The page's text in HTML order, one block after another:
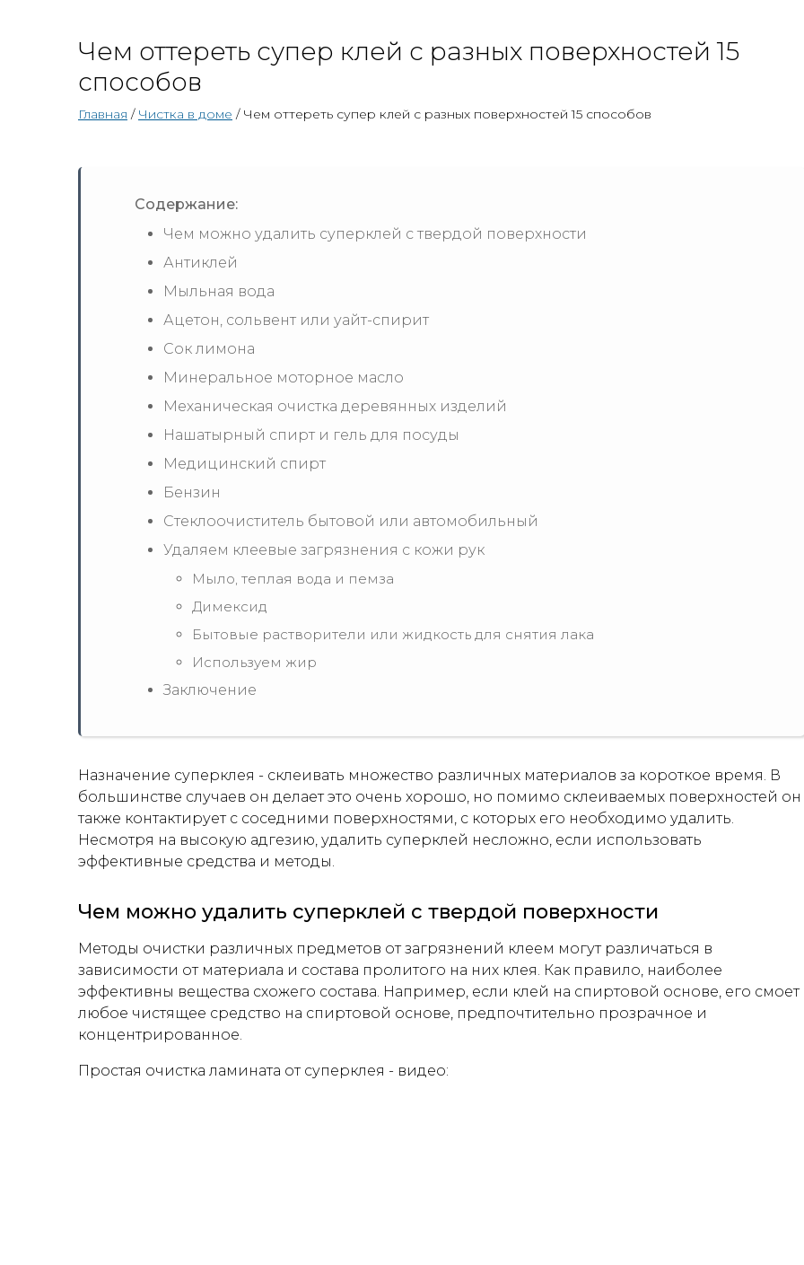
Чем оттереть супер клей с разных поверхностей 15
способов
Главная / Чистка в доме / Чем оттереть супер клей с разных поверхностей 15 способов
Содержание:
Чем можно удалить суперклей с твердой поверхности
Антиклей
Мыльная вода
Ацетон, сольвент или уайт-спирит
Сок лимона
Минеральное моторное масло
Механическая очистка деревянных изделий
Нашатырный спирт и гель для посуды
Медицинский спирт
Бензин
Стеклоочиститель бытовой или автомобильный
Удаляем клеевые загрязнения с кожи рук
Мыло, теплая вода и пемза
Димексид
Бытовые растворители или жидкость для снятия лака
Используем жир
Заключение
Назначение суперклея - склеивать множество различных материалов за короткое время. В
большинстве случаев он делает это очень хорошо, но помимо склеиваемых поверхностей он
также контактирует с соседними поверхностями, с которых его необходимо удалить.
Несмотря на высокую адгезию, удалить суперклей несложно, если использовать
эффективные средства и методы.
Чем можно удалить суперклей с твердой поверхности
Методы очистки различных предметов от загрязнений клеем могут различаться в
зависимости от материала и состава пролитого на них клея. Как правило, наиболее
эффективны вещества схожего состава. Например, если клей на спиртовой основе, его смоет
любое чистящее средство на спиртовой основе, предпочтительно прозрачное и
концентрированное.
Простая очистка ламината от суперклея - видео: